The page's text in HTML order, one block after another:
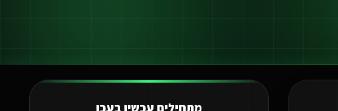
מתחילים עכשיו בעכו